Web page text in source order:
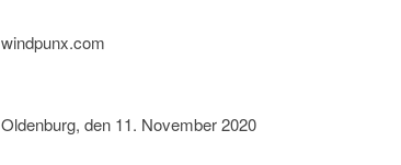
windpunx.com
Oldenburg, den 11. November 2020